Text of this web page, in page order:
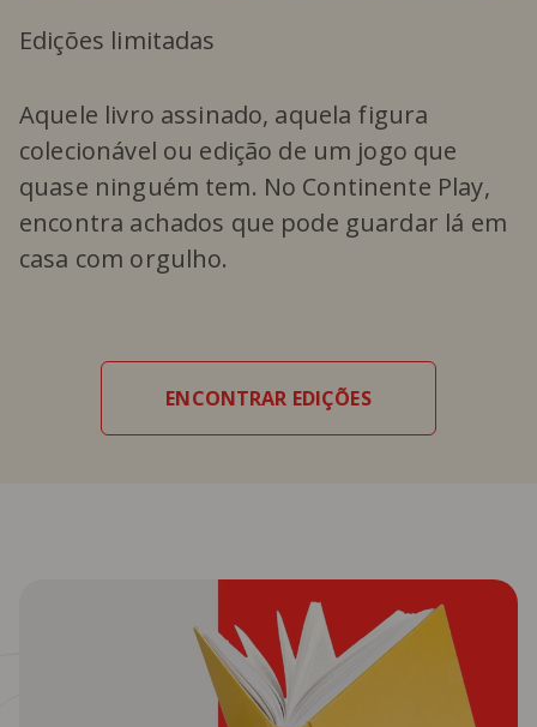
Edições limitadas
Aquele livro assinado, aquela figura
colecionável ou edição de um jogo que
quase ninguém tem. No Continente Play,
encontra achados que pode guardar lá em
casa com orgulho.
ENCONTRAR EDIÇÕES